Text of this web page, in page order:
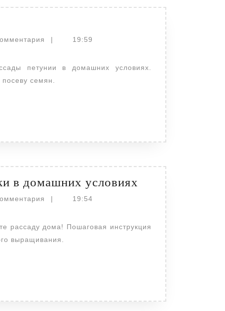
| 19:59
семян.
в домашних условиях Выращивание
рассады
клубники
в
домашних
условиях
| 19:54
выращивания.